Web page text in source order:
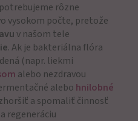
potrebujeme rôzne
vysokom počte, pretože
v našom tele
. Ak je bakteriálna flóra
(napr. liekmi
alebo nezdravou
alebo hnilobné
a spomaliť činnosť
regeneráciu